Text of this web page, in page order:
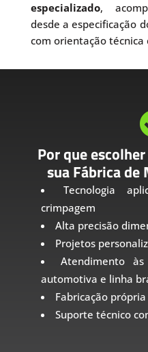
especializado,
desde a especificação
com orientação técnica
Por que
sua Fábrica de
Tecnologia
crimpagem
Alta precisão
Projetos
Atendimento
automotiva e linha
Fabricação
Suporte técnico